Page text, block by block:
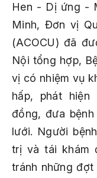
Hen - Dị ứng -
Minh, Đơn vị
(ACOCU) đã
Nội tổng hợp,
vị có nhiệm vụ
hấp, phát
đồng, đưa
lưới. Người
trị và tái khám
tránh những đợt